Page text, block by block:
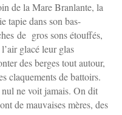
de la Mare Branlante, la
tapie dans son bas-
de gros sons étouffés,
glacé leur glas
des berges tout autour,
claquements de battoirs.
nul ne voit jamais. On dit
de mauvaises mères, des